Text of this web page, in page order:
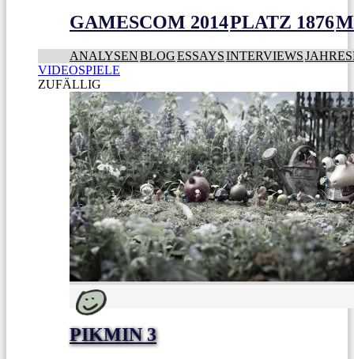
GAMESCOM 2014PLATZ 1876
ANALYSENBLOGESSAYSINTERVIEWS
VIDEOSPIELE
ZUFÄLLIG
PIKMIN 3